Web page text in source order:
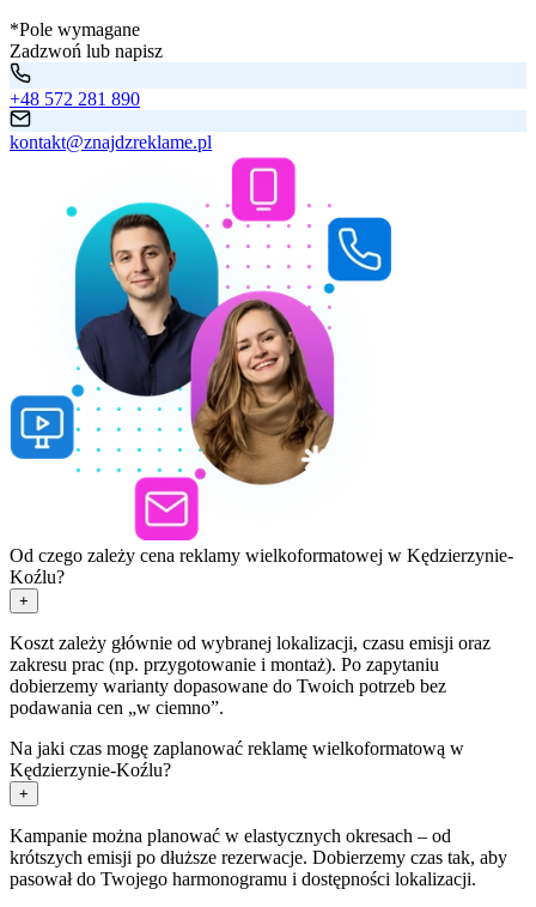
*Pole wymagane
Zadzwoń lub napisz
+48 572 281 890
kontakt@znajdzreklame.pl
Od czego zależy cena reklamy wielkoformatowej w Kędzierzynie-
Koźlu?
+
Koszt zależy głównie od wybranej lokalizacji, czasu emisji oraz
zakresu prac (np. przygotowanie i montaż). Po zapytaniu
dobierzemy warianty dopasowane do Twoich potrzeb bez
podawania cen „w ciemno”.
Na jaki czas mogę zaplanować reklamę wielkoformatową w
Kędzierzynie-Koźlu?
+
Kampanie można planować w elastycznych okresach – od
krótszych emisji po dłuższe rezerwacje. Dobierzemy czas tak, aby
pasował do Twojego harmonogramu i dostępności lokalizacji.